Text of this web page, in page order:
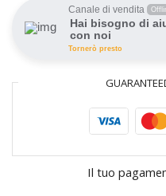
Canale di vendita
Hai bisogno di
con noi
Tornerò presto
Il tuo